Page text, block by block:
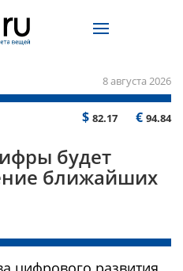
8 августа 2026
$ 82.17 € 94.84
будет
ближайших